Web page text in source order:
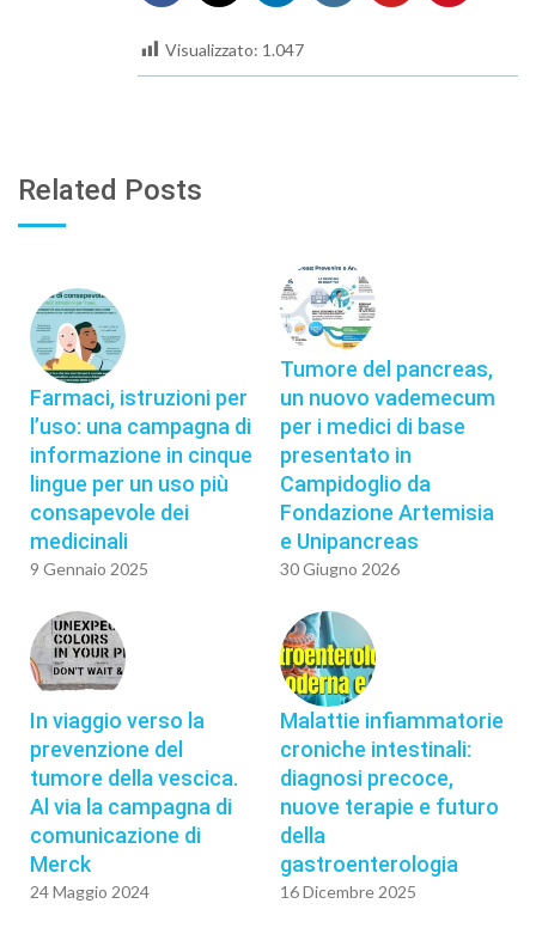
Visualizzato: 1.047
Related Posts
Farmaci, istruzioni per
l’uso: una campagna di
informazione in cinque
lingue per un uso più
consapevole dei
medicinali
9 Gennaio 2025
Tumore del pancreas,
un nuovo vademecum
per i medici di base
presentato in
Campidoglio da
Fondazione Artemisia
e Unipancreas
30 Giugno 2026
In viaggio verso la
prevenzione del
tumore della vescica.
Al via la campagna di
comunicazione di
Merck
24 Maggio 2024
Malattie infiammatorie
croniche intestinali:
diagnosi precoce,
nuove terapie e futuro
della
gastroenterologia
16 Dicembre 2025